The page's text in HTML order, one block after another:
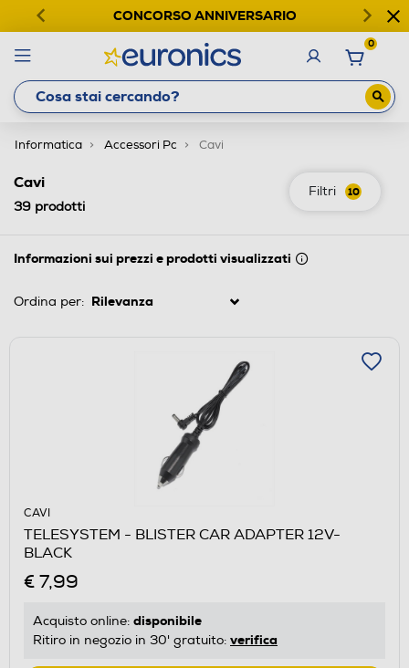
CONCORSO ANNIVERSARIO
0
Informatica Accessori Pc Cavi
Filtri 10
Cavi
39 prodotti
Informazioni sui prezzi e prodotti visualizzati
Ordina per:
CAVI
TELESYSTEM - BLISTER CAR ADAPTER 12V-
BLACK
€ 7,99
Acquisto online: disponibile
Ritiro in negozio in 30' gratuito: verifica